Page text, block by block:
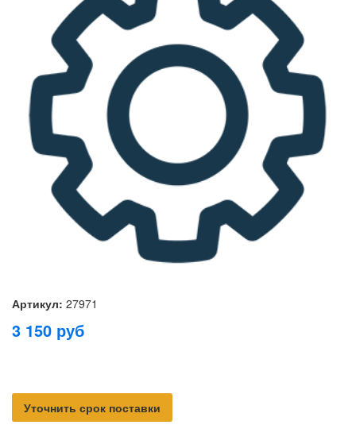
Артикул: 27971
3 150 руб
Уточнить срок поставки